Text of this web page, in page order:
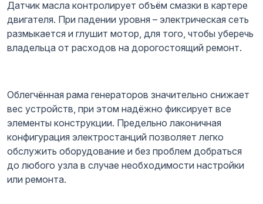
Датчик масла контролирует объём смазки в картере
двигателя. При падении уровня – электрическая сеть
размыкается и глушит мотор, для того, чтобы уберечь
владельца от расходов на дорогостоящий ремонт.
Облегчённая рама генераторов значительно снижает
вес устройств, при этом надёжно фиксирует все
элементы конструкции. Предельно лаконичная
конфигурация электростанций позволяет легко
обслужить оборудование и без проблем добраться
до любого узла в случае необходимости настройки
или ремонта.